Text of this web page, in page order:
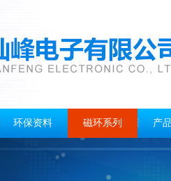
环保资料 磁环系列 产